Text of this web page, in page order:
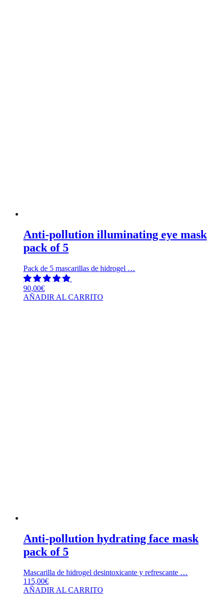
Anti-pollution illuminating eye mask
pack of 5
Pack de 5 mascarillas de hidrogel …
90,00€
AÑADIR AL CARRITO
Anti-pollution hydrating face mask
pack of 5
Mascarilla de hidrogel desintoxicante y refrescante …
115,00€
AÑADIR AL CARRITO